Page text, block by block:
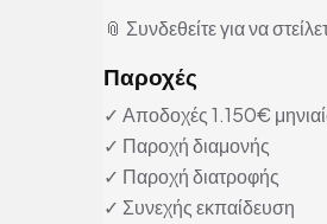
📎 Συνδεθείτε για να
Παροχές
✓ Αποδοχές 1.150€
✓ Παροχή διαμονής
✓ Παροχή διατροφής
✓ Συνεχής εκπαίδευση